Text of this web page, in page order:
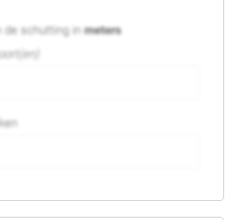
de schutting inmeters